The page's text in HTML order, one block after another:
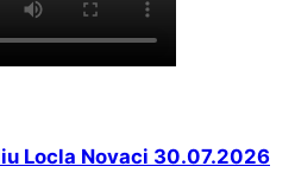
Locla Novaci 30.07.2026